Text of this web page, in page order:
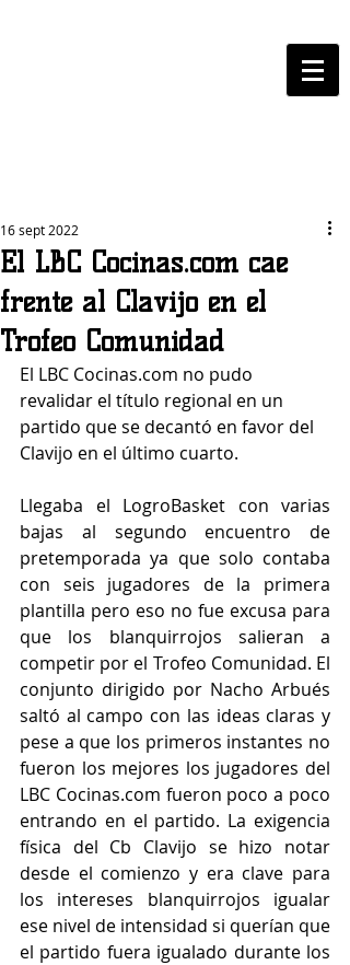
El LBC Cocinas.com cae
frente al Clavijo en el
Trofeo Comunidad
16 sept 2022
El LBC Cocinas.com no pudo
revalidar el título regional en un
partido que se decantó en favor del
Clavijo en el último cuarto.
Llegaba el LogroBasket con varias
bajas al segundo encuentro de
pretemporada ya que solo contaba
con seis jugadores de la primera
plantilla pero eso no fue excusa para
que los blanquirrojos salieran a
competir por el Trofeo Comunidad. El
conjunto dirigido por Nacho Arbués
saltó al campo con las ideas claras y
pese a que los primeros instantes no
fueron los mejores los jugadores del
LBC Cocinas.com fueron poco a poco
entrando en el partido. La exigencia
física del Cb Clavijo se hizo notar
desde el comienzo y era clave para
los intereses blanquirrojos igualar
ese nivel de intensidad si querían que
el partido fuera igualado durante los